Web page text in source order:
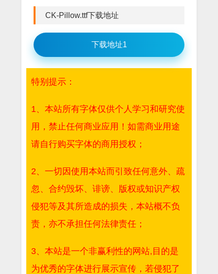
CK-Pillow.ttf下载地址
下载地址1
特别提示：
1、本站所有字体仅供个人学习和研究使
用，禁止任何商业应用！如需商业用途
请自行购买字体的商用授权；
2、一切因使用本站而引致任何意外、疏
忽、合约毁坏、诽谤、版权或知识产权
侵犯等及其所造成的损失，本站概不负
责，亦不承担任何法律责任；
3、本站是一个非赢利性的网站,目的是
为优秀的字体进行展示宣传，若侵犯了